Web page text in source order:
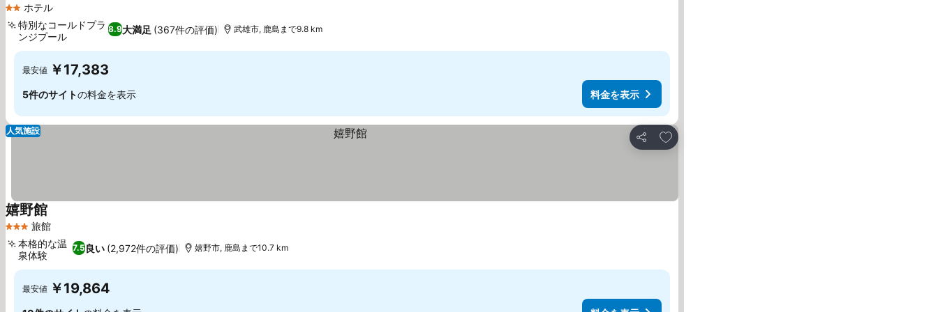
2 ホテルのランク
ホテル
8.9大満足 (367件の評価)
特別なコールドプラ
ンジプール
武雄市, 鹿島まで9.8 km
最安値 ￥17,383
5件のサイトの料金を表示 料金を表示
シェア
お気に入りに追加
人気施設
3 ホテルのランク
旅館
嬉野館
7.5良い (2,972件の評価)
本格的な温
泉体験
嬉野市, 鹿島まで10.7 km
最安値 ￥19,864